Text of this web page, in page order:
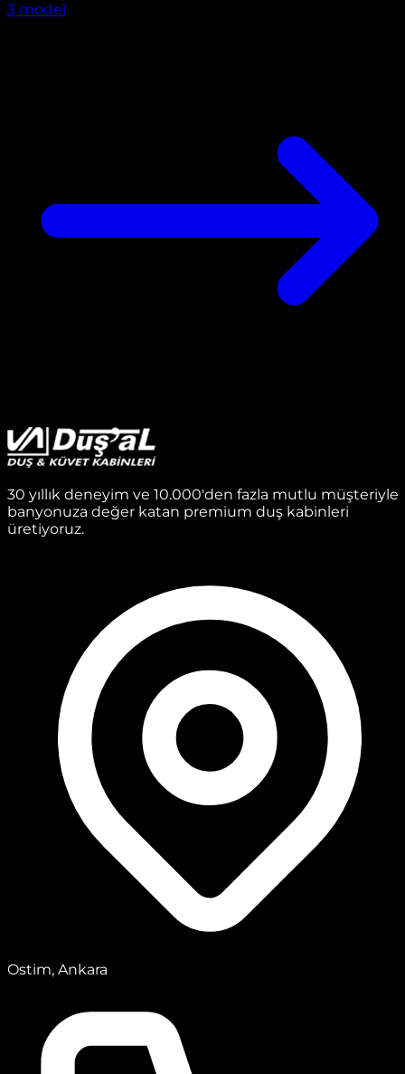
3 model
30 yıllık deneyim ve 10.000'den fazla mutlu müşteriyle
banyonuza değer katan premium duş kabinleri
üretiyoruz.
Ostim, Ankara